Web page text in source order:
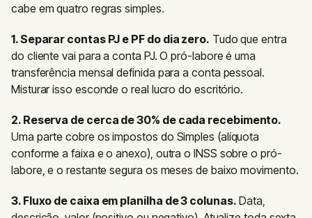
cabe em quatro regras simples.
1. Separar contas PJ e PF do dia zero. Tudo que entra
do cliente vai para a conta PJ. O pró-labore é uma
transferência mensal definida para a conta pessoal.
Misturar isso esconde o real lucro do escritório.
2. Reserva de cerca de 30% de cada recebimento.
Uma parte cobre os impostos do Simples (alíquota
conforme a faixa e o anexo), outra o INSS sobre o pró-
labore, e o restante segura os meses de baixo movimento.
3. Fluxo de caixa em planilha de 3 colunas. Data,